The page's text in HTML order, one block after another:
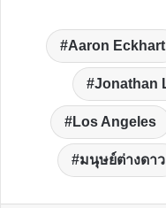
Aaron Eckhart
Jonathan
Los Angeles
มนุษย์ต่างดาว